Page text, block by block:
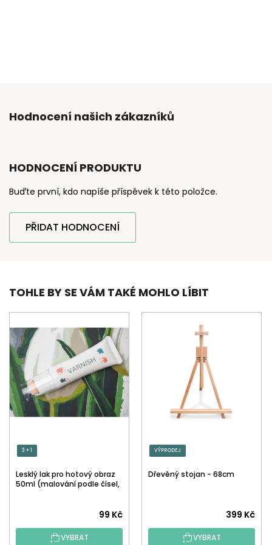
Hodnocení našich zákazníků
HODNOCENÍ PRODUKTU
Buďte první, kdo napíše příspěvek k této položce.
PŘIDAT HODNOCENÍ
TOHLE BY SE VÁM TAKÉ MOHLO LÍBIT
3 + 1
Lesklý lak pro hotový obraz
50ml (malování podle čísel,
hodnocení
produktu
99 Kč
VYBRAT
VÝPRODEJ
Dřevěný stojan - 68cm
399 Kč
VYBRAT